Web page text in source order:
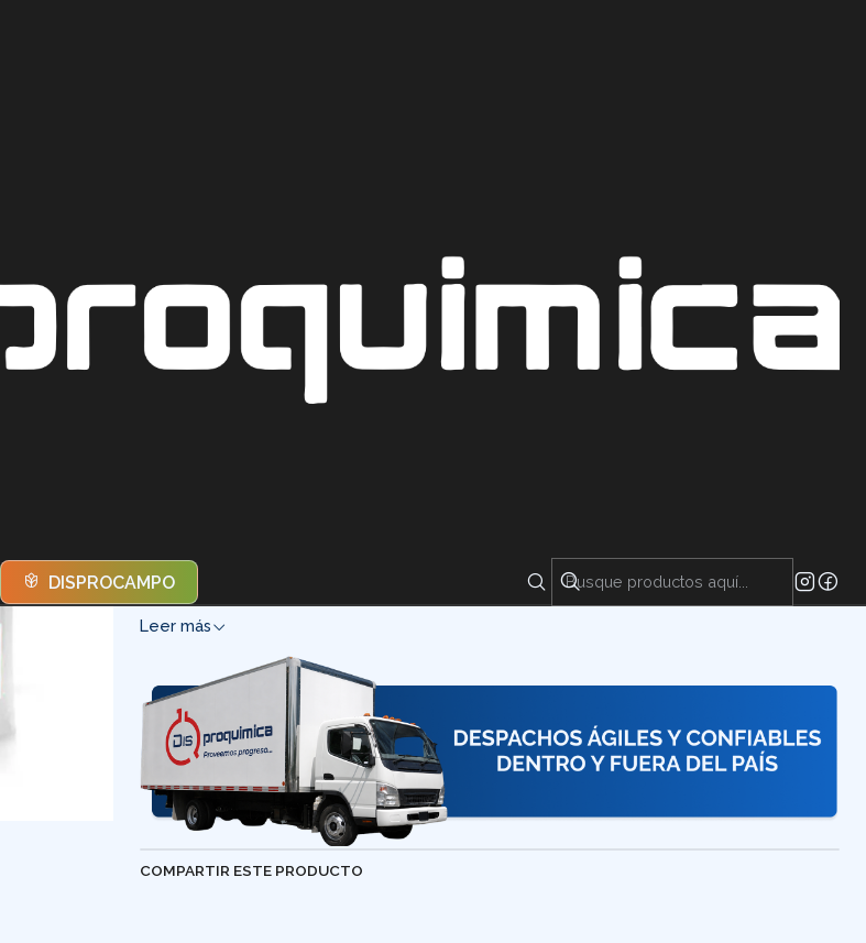
DISPROCAMPO
AGREGAR AL CARRITO
fácilmente en agua, generando una solución ácida. Se usa ampliamente en la industria
debido a sus propiedades como floculante y mordiente. País de Origen: Colombia
Leer más
COMPARTIR ESTE PRODUCTO